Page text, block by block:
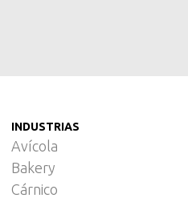
INDUSTRIAS
Avícola
Bakery
Cárnico